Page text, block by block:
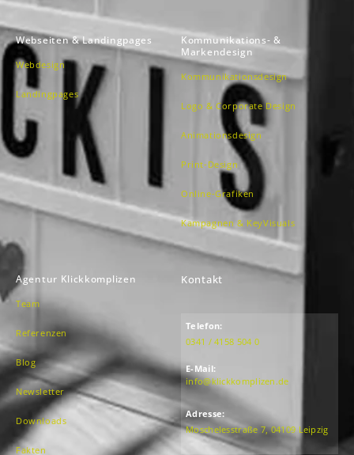
Webseiten & Landingpages
Webdesign
Landingpages
Kommunikations- &
Markendesign
Kommunikationsdesign
Logo & Corporate Design
Animationsdesign
Print-Design
Online-Grafiken
Kampagnen & KeyVisuals
Agentur Klickkomplizen
Team
Referenzen
Blog
Newsletter
Downloads
Fakten
Kontakt
Telefon:
0341 / 4158 504 0
E-Mail:
info@klickkomplizen.de
Adresse:
Moschelesstraße 7, 04109 Leipzig